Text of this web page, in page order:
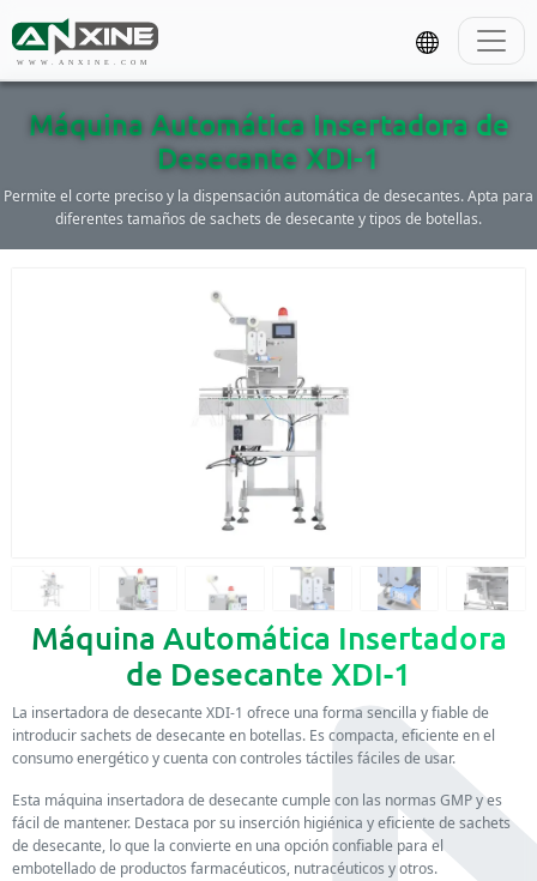
WWW.ANXINE.COM
Máquina Automática Insertadora de
Desecante XDI-1
Permite el corte preciso y la dispensación automática de desecantes. Apta para
diferentes tamaños de sachets de desecante y tipos de botellas.
Máquina Automática Insertadora
de Desecante XDI-1
La insertadora de desecante XDI-1 ofrece una forma sencilla y fiable de
introducir sachets de desecante en botellas. Es compacta, eficiente en el
consumo energético y cuenta con controles táctiles fáciles de usar.
Esta máquina insertadora de desecante cumple con las normas GMP y es
fácil de mantener. Destaca por su inserción higiénica y eficiente de sachets
de desecante, lo que la convierte en una opción confiable para el
embotellado de productos farmacéuticos, nutracéuticos y otros.